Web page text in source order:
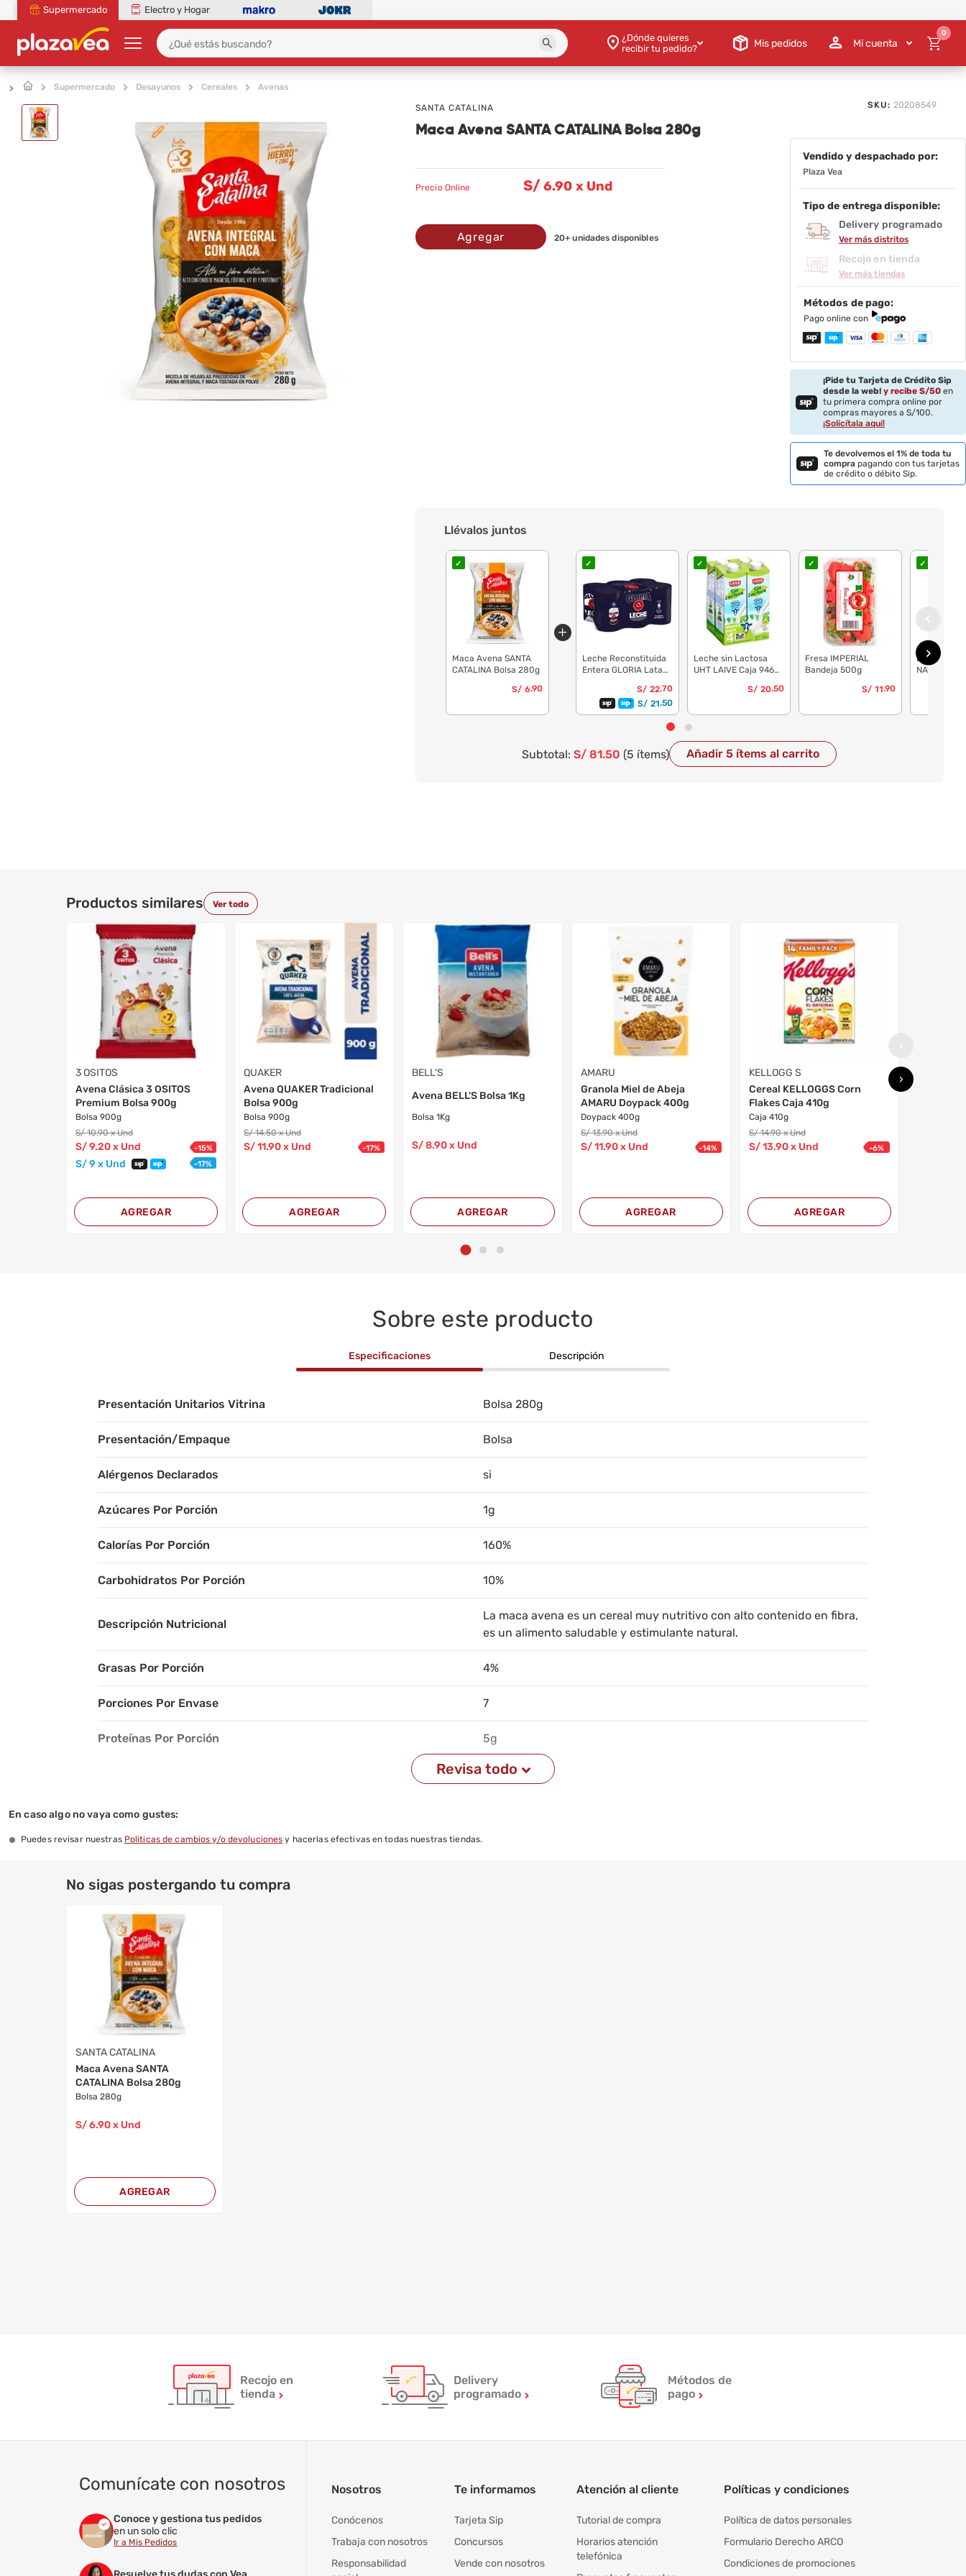
Supermercado Electro y Hogar
¿Dónde quieres
recibir tu pedido?
Mis pedidos Mi cuenta
0
Supermercado Desayunos Cereales Avenas
SANTA CATALINA SKU: 20208549
Maca Avena SANTA CATALINA Bolsa 280g
Precio Online S/6.90 x Und
Agregar 20+ unidades disponibles
Vendido y despachado por:
Plaza Vea
Tipo de entrega disponible:
Delivery programado
Ver más distritos
Recojo en tienda
Ver más tiendas
Métodos de pago:
Pago online con
¡Pide tu Tarjeta de Crédito Sip
desde la web! y recibe S/50 en
tu primera compra online por
compras mayores a S/100.
¡Solicítala aquí!
Te devolvemos el 1% de toda tu
compra pagando con tus tarjetas
de crédito o débito Sip.
Llévalos juntos
✓
Maca Avena SANTA
CATALINA Bolsa 280g
S/ 6.90
✓
Leche Reconstituida
Entera GLORIA Lata
S/ 22.70
S/ 21.50
✓
Leche sin Lactosa
UHT LAIVE Caja 946ml
S/ 20.50
✓
Fresa IMPERIAL
Bandeja 500g
S/ 11.90
✓
Bebida de
NATURE'S
Subtotal:S/81.50 (5 ítems) Añadir 5 ítems al carrito
Productos similares Ver todo
3 OSITOS
Avena Clásica 3 OSITOS
Premium Bolsa 900g
Bolsa 900g
S/10.90 x Und
S/9.20x Und -15%
S/9 x Und -17%
AGREGAR
QUAKER
Avena QUAKER Tradicional
Bolsa 900g
Bolsa 900g
S/14.50 x Und
S/11.90x Und -17%
AGREGAR
BELL'S
Avena BELL'S Bolsa 1Kg
Bolsa 1Kg
S/8.90 x Und
AGREGAR
AMARU
Granola Miel de Abeja
AMARU Doypack 400g
Doypack 400g
S/13.90 x Und
S/11.90x Und -14%
AGREGAR
KELLOGG S
Cereal KELLOGGS Corn
Flakes Caja 410g
Caja 410g
S/14.90 x Und
S/13.90x Und -6%
AGREGAR
›
Sobre este producto
Especificaciones Descripción
Presentación Unitarios Vitrina Bolsa 280g
Presentación/Empaque Bolsa
Alérgenos Declarados si
Azúcares Por Porción 1g
Calorías Por Porción 160%
Carbohidratos Por Porción 10%
Descripción Nutricional
La maca avena es un cereal muy nutritivo con alto contenido en fibra,
es un alimento saludable y estimulante natural.
Grasas Por Porción 4%
Porciones Por Envase 7
Proteínas Por Porción 5g
0%
Ingredientes
Contenido Neto
Revisa todo
En caso algo no vaya como gustes:
Puedes revisar nuestras Politicas de cambios y/o devoluciones y hacerlas efectivas en todas nuestras tiendas.
No sigas postergando tu compra
SANTA CATALINA
Maca Avena SANTA
CATALINA Bolsa 280g
Bolsa 280g
S/6.90x Und
AGREGAR
Recojo en
tienda
Delivery
programado
Métodos de
pago
Comunícate con nosotros
Conoce y gestiona tus pedidos
en un solo clic
Ir a Mis Pedidos
Nosotros
Conócenos
Trabaja con nosotros
Responsabilidad
Te informamos
Tarjeta Sip
Concursos
Vende con nosotros
Atención al cliente
Tutorial de compra
Horarios atención
telefónica
Políticas y condiciones
Política de datos personales
Formulario Derecho ARCO
Condiciones de promociones